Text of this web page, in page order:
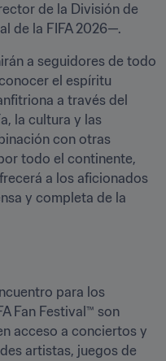
de la División de
de la FIFA 2026—.
a seguidores de todo
el espíritu
a través del
la cultura y las
con otras
todo el continente,
a los aficionados
y completa de la
para los
Fan Festival™ son
acceso a conciertos y
artistas, juegos de